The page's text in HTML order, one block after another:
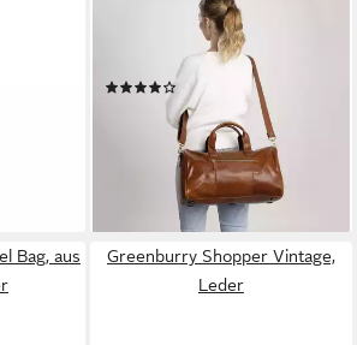
ca.
bei dir
GUSTI LEDER
Reisetasche Gusti Leder
Reisetasche Hall (1-tlg)
(1)
149,95 €
lieferbar - in 4-5 Werktagen bei dir
Bag, aus
Greenburry Shopper Vintage,
Leder